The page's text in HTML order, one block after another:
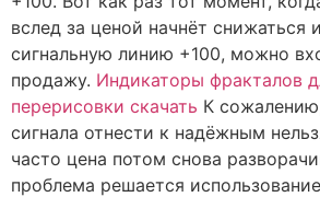
вслед за ценой начнёт снижаться
сигнальную линию +100, можно
продажу. Индикаторы фракталов
перерисовки скачать К
сигнала отнести к надёжным
часто цена потом снова
проблема решается